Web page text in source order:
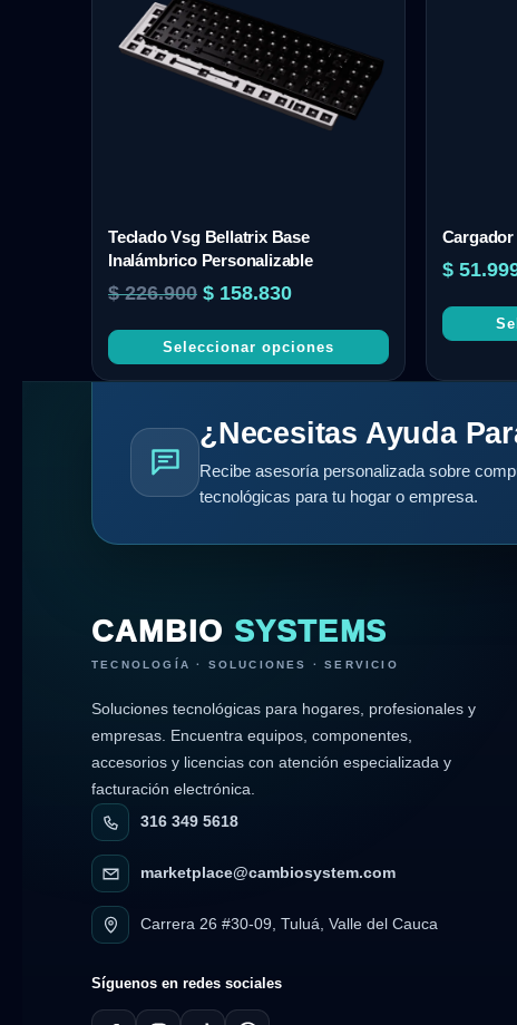
Teclado Vsg Bellatrix Base
Inalámbrico Personalizable
$226.900 $ 158.830
Seleccionar opciones
Cargador
$
¿Necesitas Ayuda
Recibe asesoría personalizada sobre
tecnológicas para tu hogar o empresa.
CAMBIO SYSTEMS
TECNOLOGÍA · SOLUCIONES · SERVICIO
Soluciones tecnológicas para hogares, profesionales y
empresas. Encuentra equipos, componentes,
accesorios y licencias con atención especializada y
facturación electrónica.
316 349 5618
marketplace@cambiosystem.com
Carrera 26 #30-09, Tuluá, Valle del Cauca
Síguenos en redes sociales